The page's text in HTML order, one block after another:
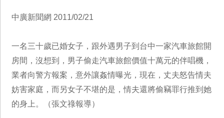
中廣新聞網 2011/02/21
一名三十歲已婚女子，跟外遇男子到台中一家汽車旅館開
房間，沒想到，男子偷走汽車旅館價值十萬元的伴唱機，
業者向警方報案，意外讓姦情曝光，現在，丈夫怒告情夫
妨害家庭，而另女子不堪的是，情夫還將偷竊罪行推到她
的身上。（張文祿報導）